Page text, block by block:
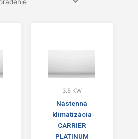
3.5 KW
Nástenná
klimatizácia
CARRIER
PLATINUM